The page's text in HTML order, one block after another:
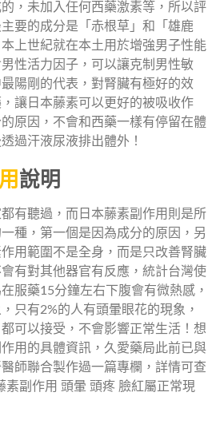
，未加入任何西藥激素等，所以評
要的成分是「赤根草」和「雄鹿
上世紀就在本土用於增強男子性能
性活力因子，可以讓克制男性敏
陽剛的代表，對腎臟有極好的效
讓日本藤素可以更好的被吸收作
原因，不會和西藥一樣有停留在體
過汗液尿液排出體外！
說明
有聽過，而日本藤素副作用則是所
種，第一個是因為成分的原因，另
用範圍不是全身，而是只改善腎臟
有對其他器官有反應，統計台灣使
服藥15分鐘左右下腹會有微熱感，
只有2%的人有頭暈眼花的現象，
可以接受，不會影響正常生活！想
用的具體資訊，久愛藥局此前已與
師聯合製作過一篇專欄，詳情可查
素副作用 頭暈 頭疼 臉紅屬正常現